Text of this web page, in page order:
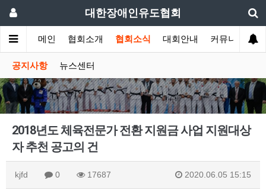
대한장애인유도협회
메인 협회소개 협회소식 대회안내 커뮤니티
공지사항 뉴스센터
2018년도 체육전문가 전환 지원금 사업 지원대상
자 추천 공고의 건
kjfd 0 17687 2020.06.05 15:15